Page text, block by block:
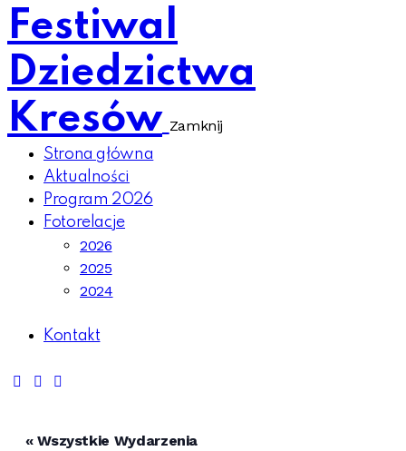
Festiwal
Dziedzictwa
Kresów Zamknij
Strona główna
Aktualności
Program 2026
Fotorelacje
2026
2025
2024
Kontakt
« Wszystkie Wydarzenia